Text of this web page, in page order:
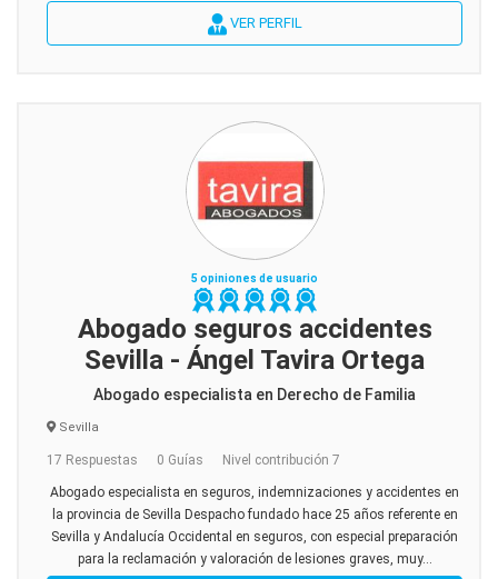
VER PERFIL
5 opiniones de usuario
Abogado seguros accidentes
Sevilla - Ángel Tavira Ortega
Abogado especialista en Derecho de Familia
Sevilla
17 Respuestas 0 Guías Nivel contribución 7
Abogado especialista en seguros, indemnizaciones y accidentes en
la provincia de Sevilla Despacho fundado hace 25 años referente en
Sevilla y Andalucía Occidental en seguros, con especial preparación
para la reclamación y valoración de lesiones graves, muy...